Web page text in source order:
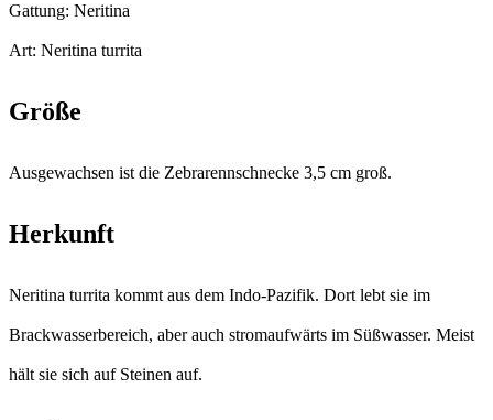
Gattung: Neritina
Art: Neritina turrita
Größe
Ausgewachsen ist die Zebrarennschnecke 3,5 cm groß.
Herkunft
Neritina turrita kommt aus dem Indo-Pazifik. Dort lebt sie im
Brackwasserbereich, aber auch stromaufwärts im Süßwasser. Meist
hält sie sich auf Steinen auf.